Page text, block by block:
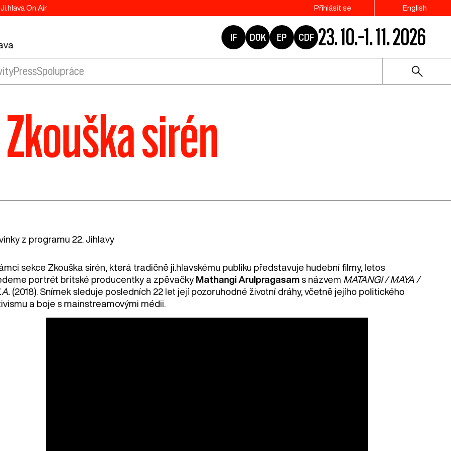
Ji.hlava On Air Přihlásit se English
IF DOK EP CDF 23. 10.–1. 11. 2026
PressSpolupráce
Zkouška sirén
z programu 22. Jihlavy
sekce Zkouška sirén, která tradičně ji.hlavskému publiku představuje hudební filmy, letos
portrét britské producentky a zpěvačky Mathangi Arulpragasam s názvem MATANGI / MAYA /
(2018). Snímek sleduje posledních 22 let její pozoruhodné životní dráhy, včetně jejího politického
a boje s mainstreamovými médii.